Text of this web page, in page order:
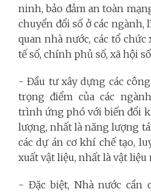
ninh, bảo đảm an toàn
chuyển đổi số ở các ngành,
quan nhà nước, các tổ
tế số, chính phủ số, xã hội
- Đầu tư xây dựng các
trọng điểm của các
trình ứng phó với biến đổi
lượng, nhất là năng lượng
các dự án cơ khí chế tạo,
xuất vật liệu, nhất là vật liệu
- Đặc biệt, Nhà nước cần